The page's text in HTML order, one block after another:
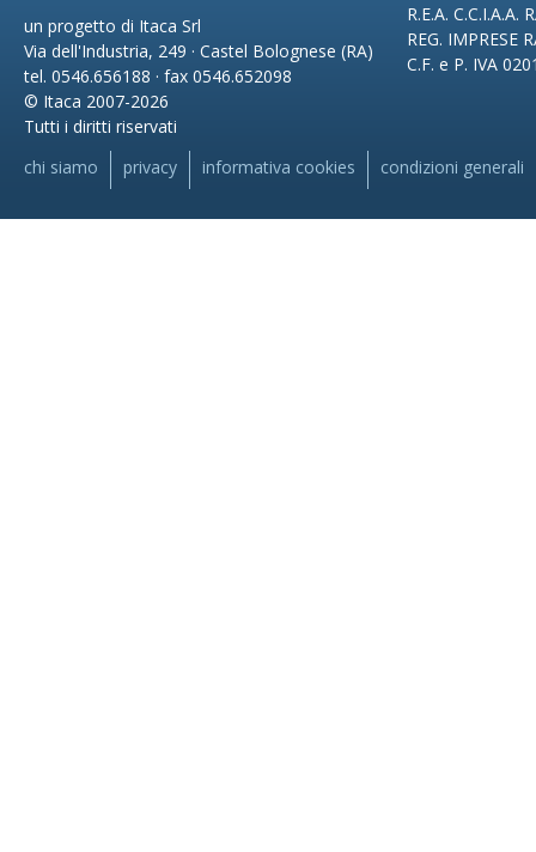
un progetto di Itaca Srl
Via dell'Industria, 249 · Castel Bolognese (RA)
tel. 0546.656188 · fax 0546.652098
© Itaca 2007-2026
Tutti i diritti riservati
R.E.A. C.C.I.A.A.
REG. IMPRESE
C.F. e P. IVA
chi siamo privacy informativa cookies condizioni generali